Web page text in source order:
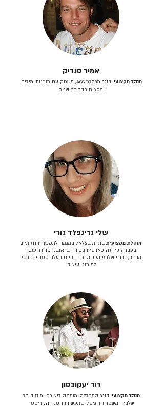
אמיר סנדיק
מנהל מקצועי
, בוגר מכללת ACC, משחק עם תובנות, מילים
ומסרים כבר 20 שנים.
שלי גרינפלד גורי
מנהלת מקצועית בוגרת בצלאל במגמה לתקשורת חזותית.
בעברה כיהנה כארטית בכירה בראובני פרידן, ענבר
מרחב, דרורי שלומי ועוד הרבה… כיום בעלת סטודיו פרטי
למיתוג ועיצוב.
דור יעקובסון
מנהל מקצועי, בוגר המכללה, מומחה ליצירה ומיטוב כל
שלבי המשפך הדיגיטלי בתעשיות הטק והקריפטו.